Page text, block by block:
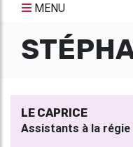
MENU
LE CAPRICE
Assistants à la régie